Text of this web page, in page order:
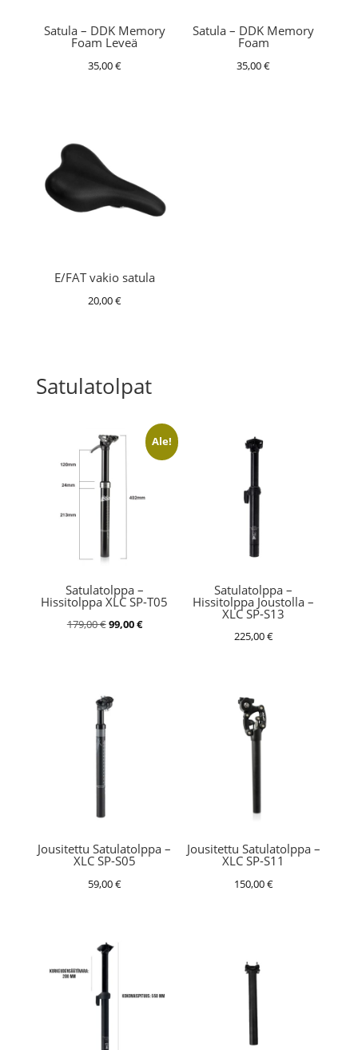
Satula – DDK Memory
Foam Leveä
35,00€
Satula – DDK Memory
Foam
35,00€
E/FAT vakio satula
20,00€
Satulatolpat
Ale!
Satulatolppa –
Hissitolppa XLC SP-T05
179,00€Alkuperäinen
99,00€Nykyinen
Satulatolppa –
Hissitolppa Joustolla –
XLC SP-S13
225,00€
Jousitettu Satulatolppa –
XLC SP-S05
59,00€
Jousitettu Satulatolppa –
XLC SP-S11
150,00€